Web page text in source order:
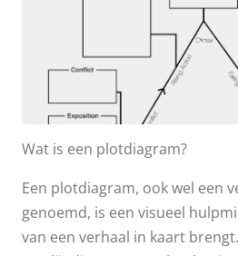
elementen en
Wat is een plotdiagram?
Een plotdiagram, ook wel een
genoemd, is een visueel
van een verhaal in kaart